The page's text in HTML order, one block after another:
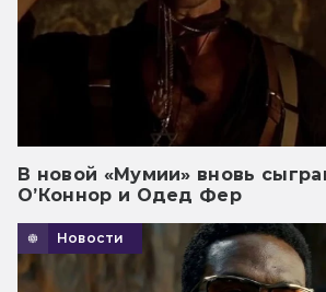
В новой «Мумии» вновь
О’Коннор и Одед Фер
Новости